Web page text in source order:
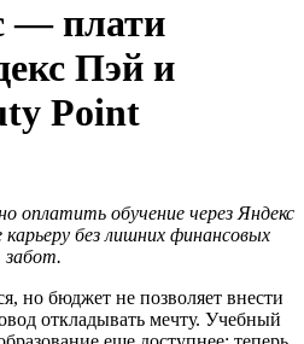
— плати
Пэй и
Point
оплатить обучение через Яндекс
без лишних финансовых
забот.
но бюджет не позволяет внести
откладывать мечту. Учебный